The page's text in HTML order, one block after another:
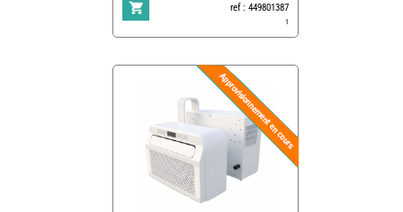
ref : 449801387
1